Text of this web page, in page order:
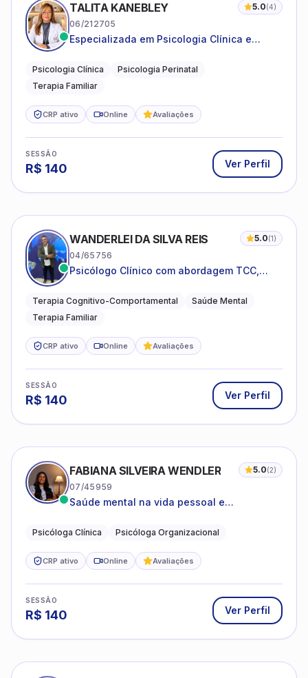
TALITA KANEBLEY 5.0(4)
06/212705
Especializada em Psicologia Clínica e
famílias
Psicologia Clínica
Psicologia Perinatal
Terapia Familiar
CRP ativo Online Avaliações
SESSÃO
R$ 140 Ver Perfil
WANDERLEI DA SILVA REIS 5.0(1)
04/65756
Psicólogo Clínico com abordagem TCC,
sistêmica
Terapia Cognitivo-Comportamental
Saúde Mental
Terapia Familiar
CRP ativo Online Avaliações
SESSÃO
R$ 140 Ver Perfil
FABIANA SILVEIRA WENDLER 5.0(2)
07/45959
Saúde mental na vida pessoal e
Psicóloga Clínica Psicóloga Organizacional
CRP ativo Online Avaliações
SESSÃO
R$ 140 Ver Perfil